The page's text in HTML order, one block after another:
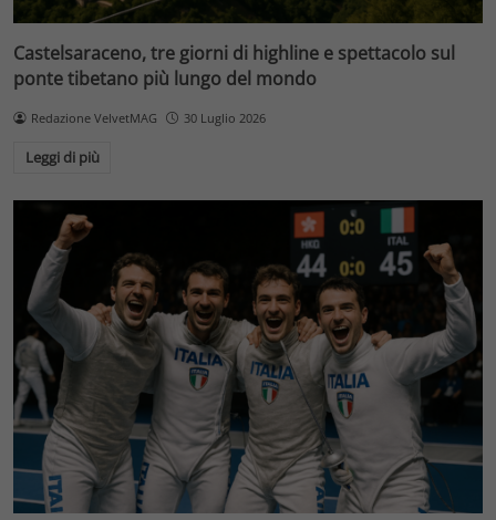
Castelsaraceno, tre giorni di highline e spettacolo sul
ponte tibetano più lungo del mondo
Redazione VelvetMAG 30 Luglio 2026
Leggi di più